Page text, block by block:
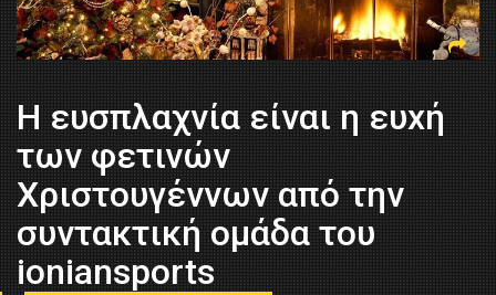
Η ευσπλαχνία είναι η ευxή
των φετινών
Χριστουγέννων από την
συντακτική ομάδα του
ioniansports